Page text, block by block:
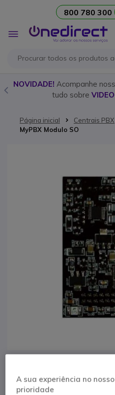
800 780 300
Alternar
Nav
NOVIDADE! Acompanhe
tudo sobre
Página inicial Centrais PBX
MyPBX Modulo SO
MyPBX
Saltar para o início da Galeria de
A sua experiência no
prioridade